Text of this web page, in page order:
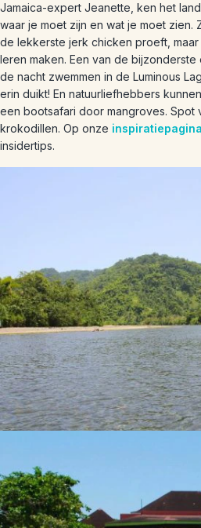
Jamaica-expert Jeanette, ken het
waar je moet zijn en wat je moet zien.
de lekkerste jerk chicken proeft,
leren maken. Een van de
de nacht zwemmen in de Luminous
erin duikt! En natuurliefhebbers
een bootsafari door mangroves. Spot
krokodillen. Op onze inspiratiepagina
insidertips.